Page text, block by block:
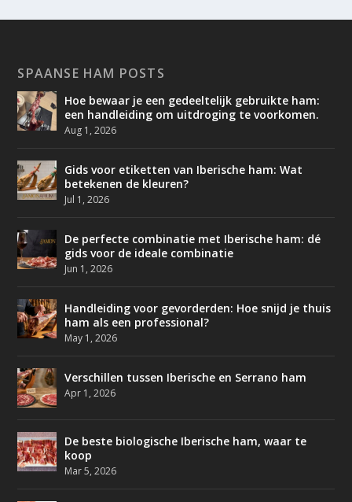
SPAANSE HAM POSTS
Hoe bewaar je een gedeeltelijk gebruikte ham:
een handleiding om uitdroging te voorkomen.
Aug 1, 2026
Gids voor etiketten van Iberische ham: Wat
betekenen de kleuren?
Jul 1, 2026
De perfecte combinatie met Iberische ham: dé
gids voor de ideale combinatie
Jun 1, 2026
Handleiding voor gevorderden: Hoe snijd je thuis
ham als een professional?
May 1, 2026
Verschillen tussen Iberische en Serrano ham
Apr 1, 2026
De beste biologische Iberische ham, waar te
koop
Mar 5, 2026